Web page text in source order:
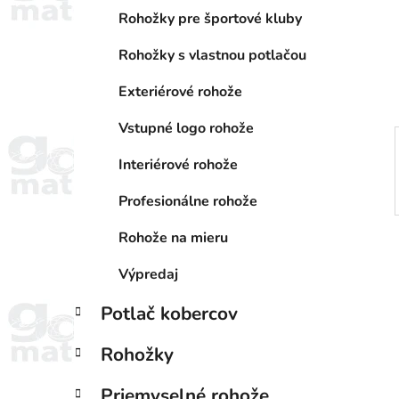
Rohožky pre športové kluby
Rohožky s vlastnou potlačou
Exteriérové rohože
Vstupné logo rohože
Interiérové rohože
Profesionálne rohože
Rohože na mieru
Výpredaj
Potlač kobercov
Rohožky